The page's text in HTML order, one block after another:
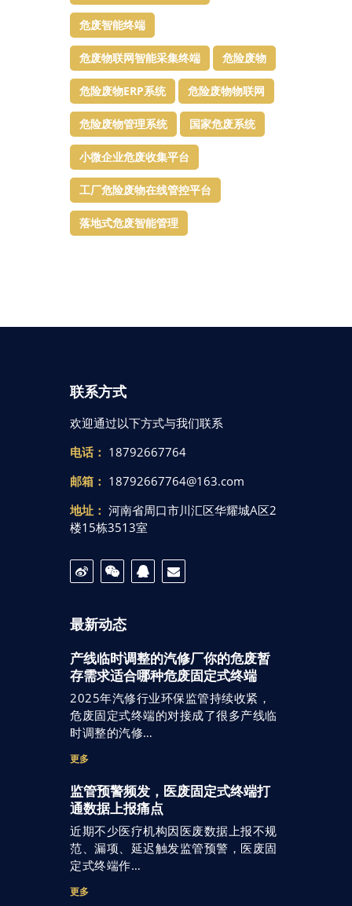
危废智能终端
危废物联网智能采集终端 危险废物
危险废物ERP系统 危险废物物联网
危险废物管理系统 国家危废系统
小微企业危废收集平台
工厂危险废物在线管控平台
落地式危废智能管理
联系方式
欢迎通过以下方式与我们联系
电话： 18792667764
邮箱： 18792667764@163.com
地址： 河南省周口市川汇区华耀城A区2
楼15栋3513室
最新动态
产线临时调整的汽修厂你的危废暂
存需求适合哪种危废固定式终端
2025年汽修行业环保监管持续收紧，
危废固定式终端的对接成了很多产线临
时调整的汽修…
更多
监管预警频发，医废固定式终端打
通数据上报痛点
近期不少医疗机构因医废数据上报不规
范、漏项、延迟触发监管预警，医废固
定式终端作…
更多